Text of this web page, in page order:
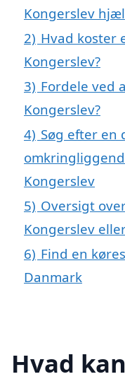
Kongerslev
2) Hvad koster
Kongerslev?
3) Fordele ved
Kongerslev?
4) Søg efter en
Kongerslev
5) Oversigt
Kongerslev
6) Find en
Danmark
Hvad